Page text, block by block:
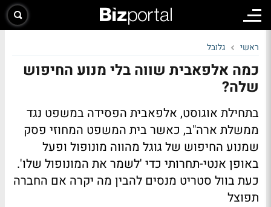
ראשי גלובל
כמה אלפאבית שווה בלי מנוע החיפוש
שלה?
בתחילת אוגוסט, אלפאבית הפסידה במשפט נגד
ממשלת ארה"ב, כאשר בית המשפט המחוזי פסק
שמנוע החיפוש של גוגל מהווה מונופול ופעל
באופן אנטי-תחרותי כדי 'לשמר את המונופול שלו'.
כעת בוול סטריט מנסים להבין מה יקרה אם החברה
תפוצל